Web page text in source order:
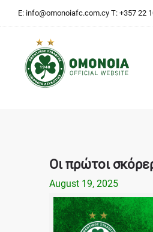
E: info@omonoiafc.com.cy T: +357 22
Οι πρώτοι
August 19, 2025